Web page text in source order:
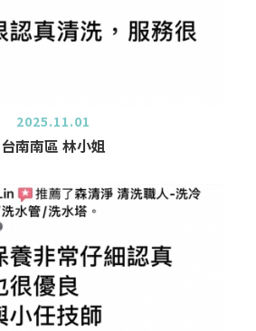
2025.11.01
台南南區 林小姐